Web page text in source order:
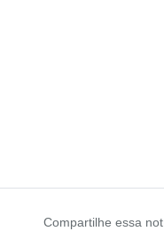
Compartilhe essa